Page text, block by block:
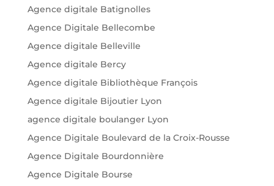
Agence digitale Batignolles
Agence Digitale Bellecombe
Agence digitale Belleville
Agence digitale Bercy
Agence digitale Bibliothèque François
Agence digitale Bijoutier Lyon
agence digitale boulanger Lyon
Agence Digitale Boulevard de la Croix-Rousse
Agence Digitale Bourdonnière
Agence Digitale Bourse